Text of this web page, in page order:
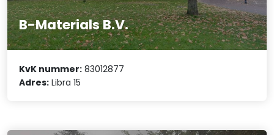
B-Materials B.V.
KvK nummer: 83012877
Adres: Libra 15